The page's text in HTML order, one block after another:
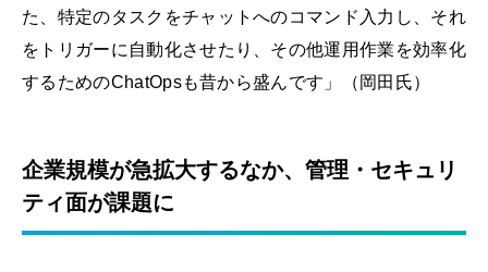
た、特定のタスクをチャットへのコマンド入力し、それ
をトリガーに自動化させたり、その他運用作業を効率化
するためのChatOpsも昔から盛んです」（岡田氏）
企業規模が急拡大するなか、管理・セキュリ
ティ面が課題に